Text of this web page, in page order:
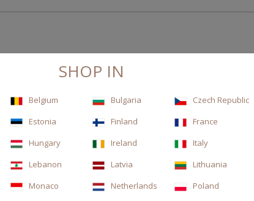
SHOP IN
Belgium Bulgaria
Czech Republic
Estonia Finland
France
Hungary Ireland
Italy
Lebanon Latvia
Lithuania
Monaco Netherlands
Poland